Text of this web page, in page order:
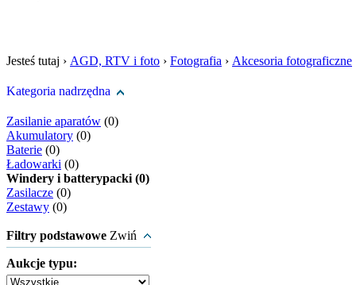
Jesteś tutaj › AGD, RTV i foto › Fotografia › Akcesoria fotograficzne
Kategoria nadrzędna
Zasilanie aparatów (0)
Akumulatory (0)
Baterie (0)
Ładowarki (0)
Windery i batterypacki (0)
Zasilacze (0)
Zestawy (0)
Filtry podstawowe Zwiń
Aukcje typu: